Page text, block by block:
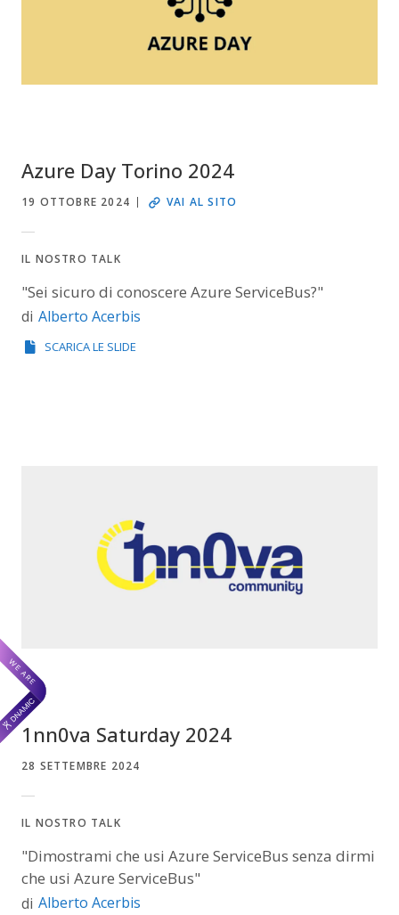
Azure Day Torino 2024
19 OTTOBRE 2024 VAI AL SITO
IL NOSTRO TALK
"Sei sicuro di conoscere Azure ServiceBus?"
di Alberto Acerbis
SCARICA LE SLIDE
1nn0va Saturday 2024
28 SETTEMBRE 2024
IL NOSTRO TALK
"Dimostrami che usi Azure ServiceBus senza dirmi
che usi Azure ServiceBus​"
di Alberto Acerbis